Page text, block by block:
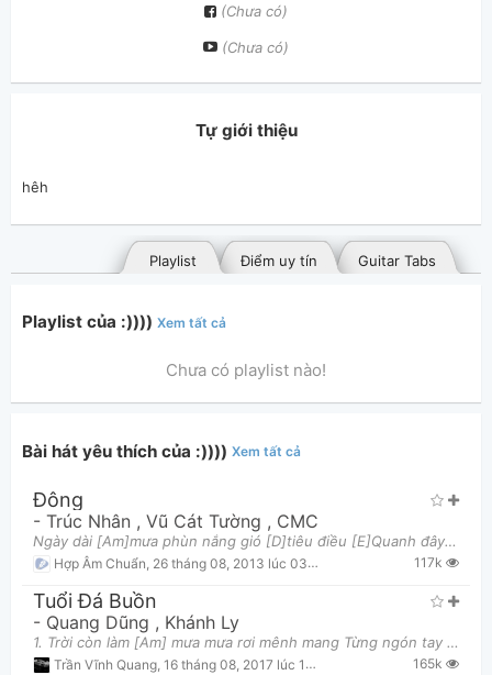
(Chưa có)
(Chưa có)
Tự giới thiệu
hêh
Guitar Tabs
Điểm uy tín
Playlist
Bài hát đã đăng
Thông tin chung
Playlist của :)))) Xem tất cả
Chưa có playlist nào!
Bài hát yêu thích của :)))) Xem tất cả
Đông
- Trúc Nhân , Vũ Cát Tường , CMC
Ngày dài [Am]mưa phùn nắng gió [D]tiêu điều [E]Quanh đây đâu đâu mây lặng bay Ngoài trời [Am]khung
Hợp Âm Chuẩn 26 tháng 08, 2013 lúc 03:21am 117k
Tuổi Đá Buồn
- Quang Dũng , Khánh Ly
1. Trời còn làm [Am] mưa mưa rơi mênh mang Từng ngón tay [C] buồn em mang em [Dm] mang Đi về giáo
Trần Vĩnh Quang, 16 tháng 08, 2017 lúc 12:03am 165k